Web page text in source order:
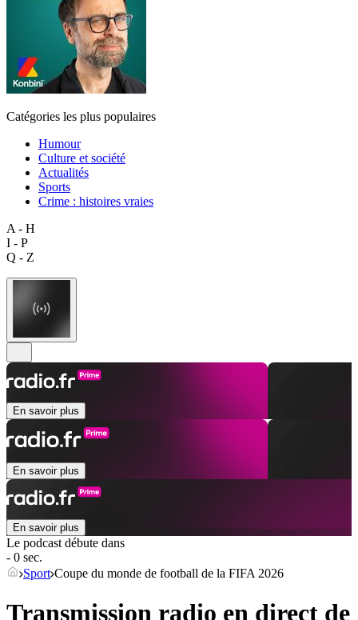
Catégories les plus populaires
Humour
Culture et société
Actualités
Sports
Crime : histoires vraies
A - H
I - P
Q - Z
En savoir plus
En savoir plus
En savoir plus
Le podcast débute dans
- 0 sec.
Sport Coupe du monde de football de la FIFA 2026
Transmission radio en direct de